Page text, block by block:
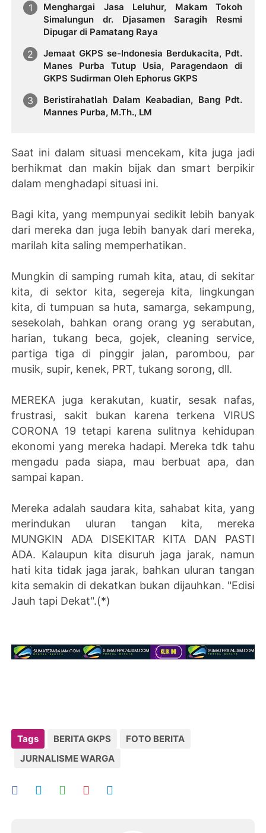
Menghargai Jasa Leluhur, Makam Tokoh
Simalungun dr. Djasamen Saragih Resmi
Dipugar di Pamatang Raya
Jemaat GKPS se-Indonesia Berdukacita, Pdt.
Manes Purba Tutup Usia, Paragendaon di
GKPS Sudirman Oleh Ephorus GKPS
Beristirahatlah Dalam Keabadian, Bang Pdt.
Mannes Purba, M.Th., LM
Saat ini dalam situasi mencekam, kita juga jadi
berhikmat dan makin bijak dan smart berpikir
dalam menghadapi situasi ini.
Bagi kita, yang mempunyai sedikit lebih banyak
dari mereka dan juga lebih banyak dari mereka,
marilah kita saling memperhatikan.
Mungkin di samping rumah kita, atau, di sekitar
kita, di sektor kita, segereja kita, lingkungan
kita, di tumpuan sa huta, samarga, sekampung,
sesekolah, bahkan orang orang yg serabutan,
harian, tukang beca, gojek, cleaning service,
partiga tiga di pinggir jalan, parombou, par
musik, supir, kenek, PRT, tukang sorong, dll.
MEREKA juga kerakutan, kuatir, sesak nafas,
frustrasi, sakit bukan karena terkena VIRUS
CORONA 19 tetapi karena sulitnya kehidupan
ekonomi yang mereka hadapi. Mereka tdk tahu
mengadu pada siapa, mau berbuat apa, dan
sampai kapan.
Mereka adalah saudara kita, sahabat kita, yang
merindukan uluran tangan kita, mereka
MUNGKIN ADA DISEKITAR KITA DAN PASTI
ADA. Kalaupun kita disuruh jaga jarak, namun
hati kita tidak jaga jarak, bahkan uluran tangan
kita semakin di dekatkan bukan dijauhkan. "Edisi
Jauh tapi Dekat".(*)
Tags BERITA GKPS
FOTO BERITA
JURNALISME WARGA